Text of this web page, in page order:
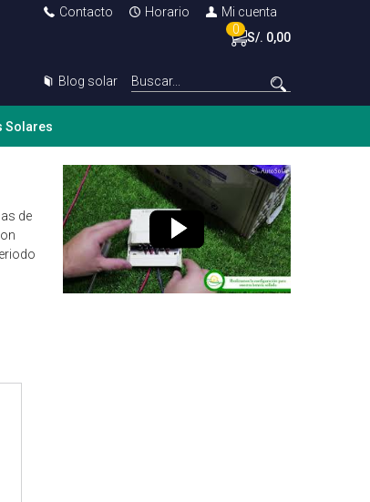
Contacto Horario
Mi cuenta
0
S/. 0,00
Blog solar
Solares
de